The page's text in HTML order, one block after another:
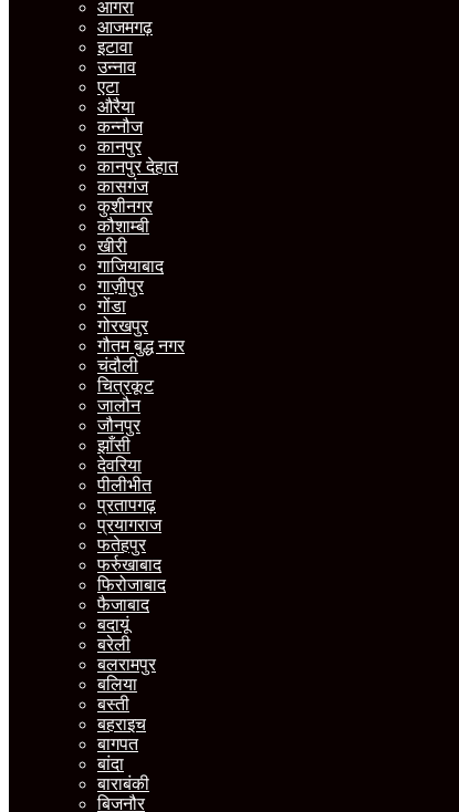
आगरा
आजमगढ़
इटावा
उन्नाव
एटा
औरैया
कन्नौज
कानपुर
कानपुर देहात
कासगंज
कुशीनगर
कौशाम्बी
खीरी
गाजियाबाद
गाज़ीपुर
गोंडा
गोरखपुर
गौतम बुद्ध नगर
चंदौली
चित्रकूट
जालौन
जौनपुर
झाँसी
देवरिया
पीलीभीत
प्रतापगढ़
प्रयागराज
फतेहपुर
फर्रुखाबाद
फिरोजाबाद
फैजाबाद
बदायूं
बरेली
बलरामपुर
बलिया
बस्ती
बहराइच
बागपत
बांदा
बाराबंकी
बिजनौर